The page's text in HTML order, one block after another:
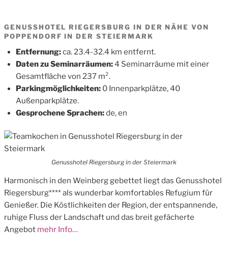
GENUSSHOTEL RIEGERSBURG IN DER NÄHE VON
POPPENDORF IN DER STEIERMARK
Entfernung:ca. 23.4-32.4 km entfernt.
Daten zu Seminarräumen:4 Seminarräume mit einer
Gesamtfläche von 237 m².
Parkingmöglichkeiten: 0 Innenparkplätze, 40
Außenparkplätze.
Gesprochene Sprachen:de, en
Genusshotel Riegersburg in der Steiermark
Harmonisch in den Weinberg gebettet liegt das Genusshotel
Riegersburg**** als wunderbar komfortables Refugium für
Genießer. Die Köstlichkeiten der Region, der entspannende,
ruhige Fluss der Landschaft und das breit gefächerte
Angebot mehr Info…